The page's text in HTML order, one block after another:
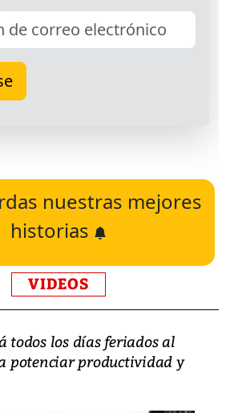
nuestras mejores
historias
VIDEOS
todos los días feriados al
potenciar productividad y